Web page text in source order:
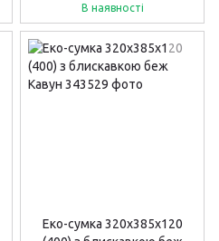
В наявності
Еко-сумка 320х385х120